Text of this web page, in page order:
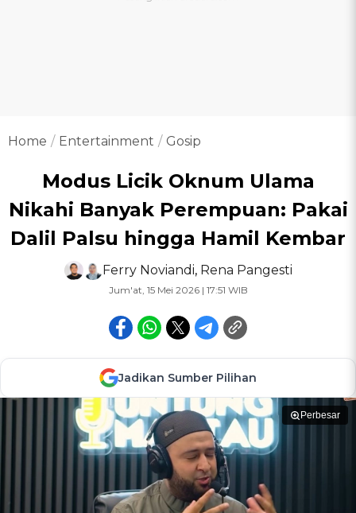
Home Entertainment Gosip
Modus Licik Oknum Ulama
Nikahi Banyak Perempuan: Pakai
Dalil Palsu hingga Hamil Kembar
Ferry Noviandi, Rena Pangesti
Jum'at, 15 Mei 2026 | 17:51 WIB
Jadikan Sumber Pilihan
Perbesar